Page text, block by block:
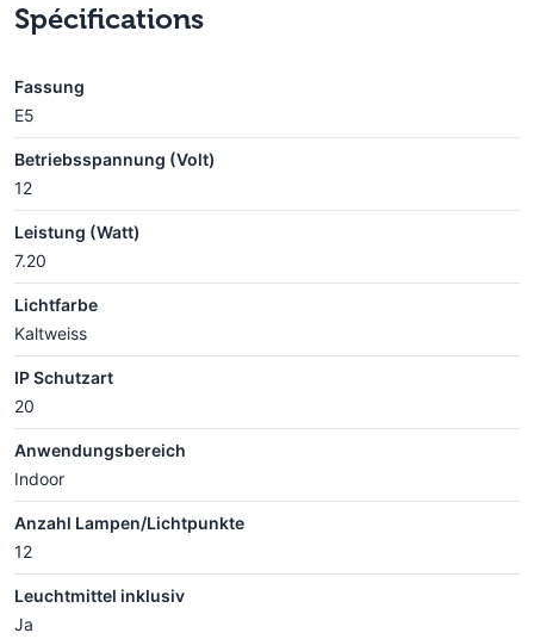
Spécifications
Fassung
E5
Betriebsspannung (Volt)
12
Leistung (Watt)
7.20
Lichtfarbe
Kaltweiss
IP Schutzart
20
Anwendungsbereich
Indoor
Anzahl Lampen/Lichtpunkte
12
Leuchtmittel inklusiv
Ja